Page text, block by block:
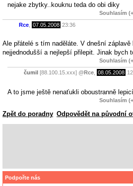
nejake zbytky..kouknu teda do obi diky
Souhlasím
Rce 07.05.2008 23:36
Ale přátelé s tím naděláte. V dnešní
nejjednodušší a nejlepší přilepit. Jinak bych
Souhlasím
čumil [88.100.15.xxx] @Rce 08.05.2008
A to jsme ještě nenaťukli oboustranně
Souhlasím
Zpět do poradny Odpovědět na původní
Podpořte nás